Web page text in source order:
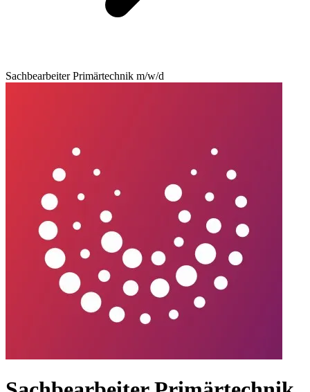
Sachbearbeiter Primärtechnik m/w/d